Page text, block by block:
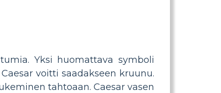
Yksi huomattava symboli
voitti saadakseen kruunu.
tahtoaan. Caesar vasen